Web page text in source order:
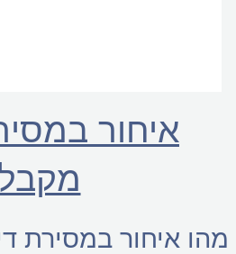
איחור
מקבלן
איחור במסירת